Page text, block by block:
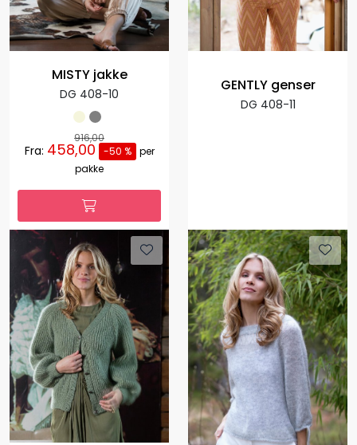
MISTY jakke
DG 408-10
916,00
Fra: 458,00 -50 %
per
pakke
GENTLY genser
DG 408-11